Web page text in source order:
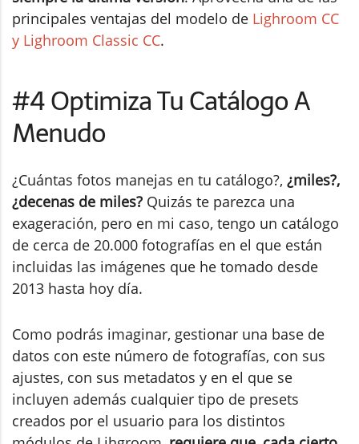
principales ventajas del modelo de Lighroom CC
y Lighroom Classic CC.
#4 Optimiza Tu Catálogo A
Menudo
¿Cuántas fotos manejas en tu catálogo?, ¿miles?,
¿decenas de miles? Quizás te parezca una
exageración, pero en mi caso, tengo un catálogo
de cerca de 20.000 fotografías en el que están
incluidas las imágenes que he tomado desde
2013 hasta hoy día.
Como podrás imaginar, gestionar una base de
datos con este número de fotografías, con sus
ajustes, con sus metadatos y en el que se
incluyen además cualquier tipo de presets
creados por el usuario para los distintos